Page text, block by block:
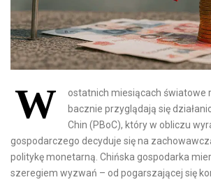
W
ostatnich miesiącach światowe
bacznie przyglądają się
Chin (PBoC), który w obliczu
gospodarczego decyduje się na
politykę monetarną. Chińska gospodarka
szeregiem wyzwań – od pogarszającej się